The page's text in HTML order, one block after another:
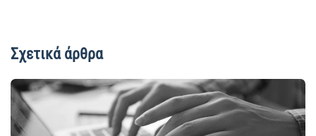
Σχετικά άρθρα